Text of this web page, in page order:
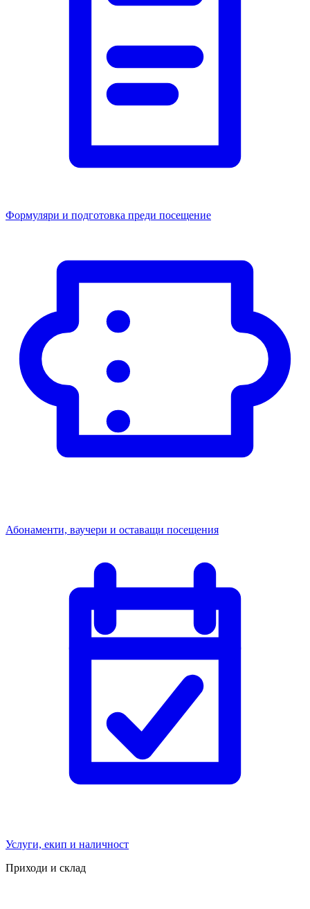
Формуляри и подготовка преди посещение
Абонаменти, ваучери и оставащи посещения
Услуги, екип и наличност
Приходи и склад